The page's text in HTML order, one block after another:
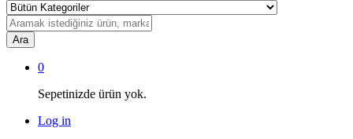
Ara
0
Sepetinizde ürün yok.
Log in